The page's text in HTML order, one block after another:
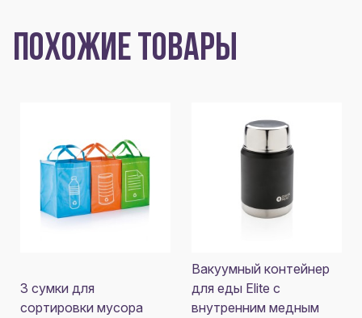
ПОХОЖИЕ ТОВАРЫ
3 сумки для
сортировки мусора
Вакуумный контейнер
для еды Elite с
внутренним медным